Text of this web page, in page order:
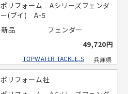
ポリフォーム Aシリーズフェンダ
ー(ブイ) A-5
新品
フェンダー
49,720円
兵庫県
TOPWATER TACKLE,S
ポリフォーム社